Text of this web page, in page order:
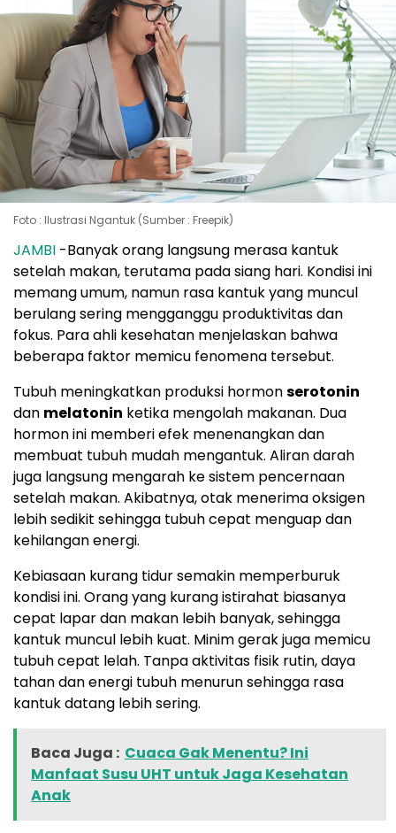
Foto : Ilustrasi Ngantuk (Sumber : Freepik)
JAMBI -Banyak orang langsung merasa kantuk
setelah makan, terutama pada siang hari. Kondisi ini
memang umum, namun rasa kantuk yang muncul
berulang sering mengganggu produktivitas dan
fokus. Para ahli kesehatan menjelaskan bahwa
beberapa faktor memicu fenomena tersebut.
Tubuh meningkatkan produksi hormonserotonin
dan melatonin ketika mengolah makanan. Dua
hormon ini memberi efek menenangkan dan
membuat tubuh mudah mengantuk. Aliran darah
juga langsung mengarah ke sistem pencernaan
setelah makan. Akibatnya, otak menerima oksigen
lebih sedikit sehingga tubuh cepat menguap dan
kehilangan energi.
Kebiasaan kurang tidur semakin memperburuk
kondisi ini. Orang yang kurang istirahat biasanya
cepat lapar dan makan lebih banyak, sehingga
kantuk muncul lebih kuat. Minim gerak juga memicu
tubuh cepat lelah. Tanpa aktivitas fisik rutin, daya
tahan dan energi tubuh menurun sehingga rasa
kantuk datang lebih sering.
Baca Juga : Cuaca Gak Menentu? Ini
Manfaat Susu UHT untuk Jaga Kesehatan
Anak